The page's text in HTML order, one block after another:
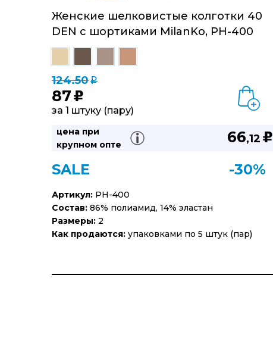
Женские шелковистые колготки 40
DEN с шортиками MilanKo, PH-400
124.50q
87 u
за 1 штуку (пару)
цена при
крупном опте
66,12 u
SALE -30%
Артикул: PH-400
Состав: 86% полиамид, 14% эластан
Размеры: 2
Как продаются: упаковками по 5 штук (пар)